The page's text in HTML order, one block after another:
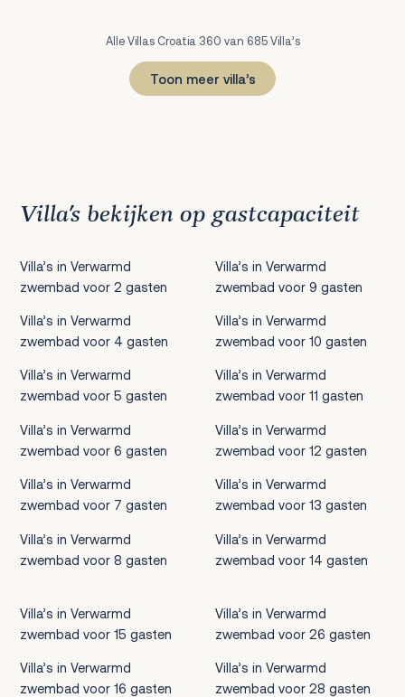
Alle Villas Croatia 360 van 685 Villa’s
Toon meer villa’s
Villa’s bekijken op gastcapaciteit
Villa’s in Verwarmd
zwembad voor 2 gasten
Villa’s in Verwarmd
zwembad voor 4 gasten
Villa’s in Verwarmd
zwembad voor 5 gasten
Villa’s in Verwarmd
zwembad voor 6 gasten
Villa’s in Verwarmd
zwembad voor 7 gasten
Villa’s in Verwarmd
zwembad voor 8 gasten
Villa’s in Verwarmd
zwembad voor 9 gasten
Villa’s in Verwarmd
zwembad voor 10 gasten
Villa’s in Verwarmd
zwembad voor 11 gasten
Villa’s in Verwarmd
zwembad voor 12 gasten
Villa’s in Verwarmd
zwembad voor 13 gasten
Villa’s in Verwarmd
zwembad voor 14 gasten
Villa’s in Verwarmd
zwembad voor 15 gasten
Villa’s in Verwarmd
zwembad voor 16 gasten
Villa’s in Verwarmd
zwembad voor 26 gasten
Villa’s in Verwarmd
zwembad voor 28 gasten